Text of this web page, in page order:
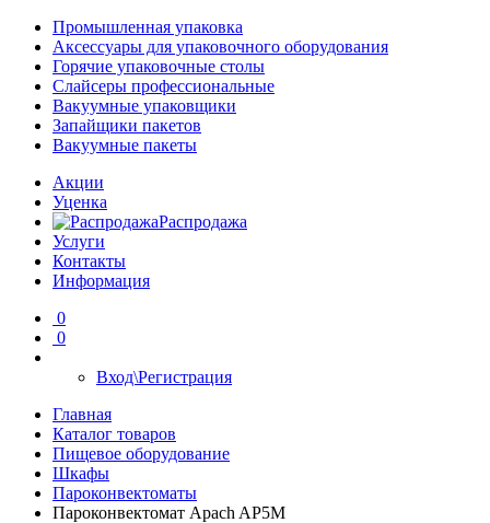
Промышленная упаковка
Аксессуары для упаковочного оборудования
Горячие упаковочные столы
Слайсеры профессиональные
Вакуумные упаковщики
Запайщики пакетов
Вакуумные пакеты
Акции
Уценка
Распродажа
Услуги
Контакты
Информация
0
0
Вход\Регистрация
Главная
Каталог товаров
Пищевое оборудование
Шкафы
Пароконвектоматы
Пароконвектомат Apach AP5M